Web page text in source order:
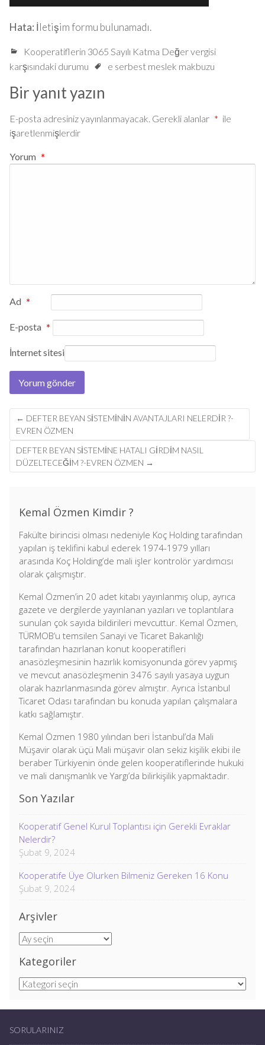
Hata: İletişim formu bulunamadı.
Kooperatiflerin 3065 Sayılı Katma Değer vergisi
karşısındaki durumu
e serbest meslek makbuzu
Bir yanıt yazın
E-posta adresiniz yayınlanmayacak. Gerekli alanlar * ile
işaretlenmişlerdir
Yorum *
Ad *
E-posta *
İnternet sitesi
Post
navigation
← DEFTER BEYAN SISTEMININ AVANTAJLARI NELERDIR ?-
EVREN ÖZMEN
DEFTER BEYAN SİSTEMİNE HATALI GİRDİM NASIL
DÜZELTECEĞİM ?-EVREN ÖZMEN →
Kemal Özmen Kimdir ?
Fakülte birincisi olması nedeniyle Koç Holding tarafından
yapılan iş teklifini kabul ederek 1974-1979 yılları
arasında Koç Holding’de mali işler kontrolör yardımcısı
olarak çalışmıştır.
Kemal Özmen’in 20 adet kitabı yayınlanmış olup, ayrıca
gazete ve dergilerde yayınlanan yazıları ve toplantılara
sunulan çok sayıda bildirileri mevcuttur. Kemal Özmen,
TÜRMOB’u temsilen Sanayi ve Ticaret Bakanlığı
tarafından hazırlanan konut kooperatifleri
anasözleşmesinin hazırlık komisyonunda görev yapmış
ve mevcut anasözleşmenin 3476 sayılı yasaya uygun
olarak hazırlanmasında görev almıştır. Ayrıca İstanbul
Ticaret Odası tarafından bu konuda yapılan çalışmalara
katkı sağlamıştır.
Kemal Özmen 1980 yılından beri İstanbul’da Mali
Müşavir olarak üçü Mali müşavir olan sekiz kişilik ekibi ile
beraber Türkiyenin önde gelen kooperatiflerinde hukuki
ve mali danışmanlık ve Yargı’da bilirkişilik yapmaktadır.
Son Yazılar
Kooperatif Genel Kurul Toplantısı için Gerekli Evraklar
Nelerdir?
Şubat 9, 2024
Kooperatife Üye Olurken Bilmeniz Gereken 16 Konu
Şubat 9, 2024
Arşivler
Arşivler
Kategoriler
Kategoriler
SORULARINIZ